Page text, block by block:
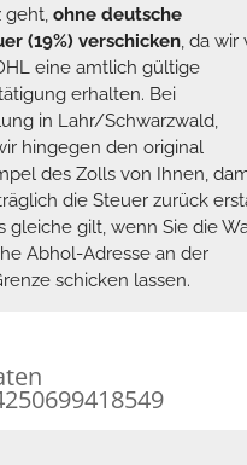
geht, ohne deutsche
(19%) verschicken, da wir
eine amtlich gültige
erhalten. Bei
in Lahr/Schwarzwald,
hingegen den original
des Zolls von Ihnen,
die Steuer zurück
gleiche gilt, wenn Sie die
Abhol-Adresse an der
schicken lassen.